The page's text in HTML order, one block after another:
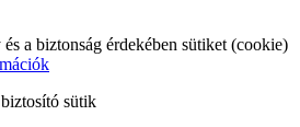
a biztonság érdekében sütiket (cookie)
sütik